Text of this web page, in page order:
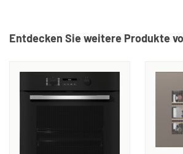
Entdecken Sie weitere Produkte